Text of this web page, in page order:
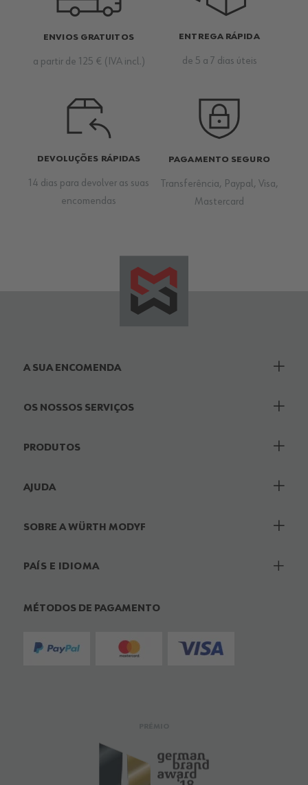
ENVIOS GRATUITOS
a partir de 125 € (IVA incl.)
ENTREGA RÁPIDA
de 5 a 7 dias úteis
DEVOLUÇÕES RÁPIDAS
14 dias para devolver as suas
encomendas
PAGAMENTO SEGURO
Transferência, Paypal, Visa,
Mastercard
A SUA ENCOMENDA
OS NOSSOS SERVIÇOS
PRODUTOS
AJUDA
SOBRE A WÜRTH MODYF
PAÍS E IDIOMA
MÉTODOS DE PAGAMENTO